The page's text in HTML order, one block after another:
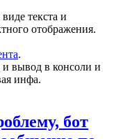
текста и
отображения.
.
и вывод в консоли и
инфа.
бот